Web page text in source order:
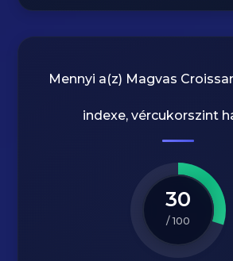
Mennyi a(z) Magvas
indexe, vércukorszint
30
/ 100